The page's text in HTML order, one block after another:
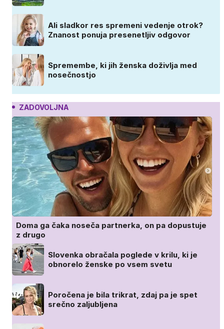
Ali sladkor res spremeni vedenje otrok?
Znanost ponuja presenetljiv odgovor
Spremembe, ki jih ženska doživlja med
nosečnostjo
ZADOVOLJNA
Doma ga čaka noseča partnerka, on pa dopustuje
z drugo
Slovenka obračala poglede v krilu, ki je
obnorelo ženske po vsem svetu
Poročena je bila trikrat, zdaj pa je spet
srečno zaljubljena